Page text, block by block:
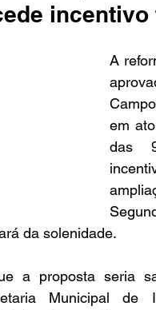
A
em
das
da solenidade.
a proposta seria
Municipal de